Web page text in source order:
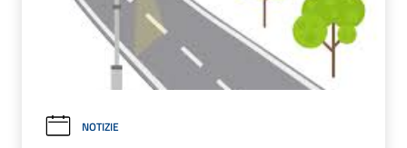
NOTIZIE